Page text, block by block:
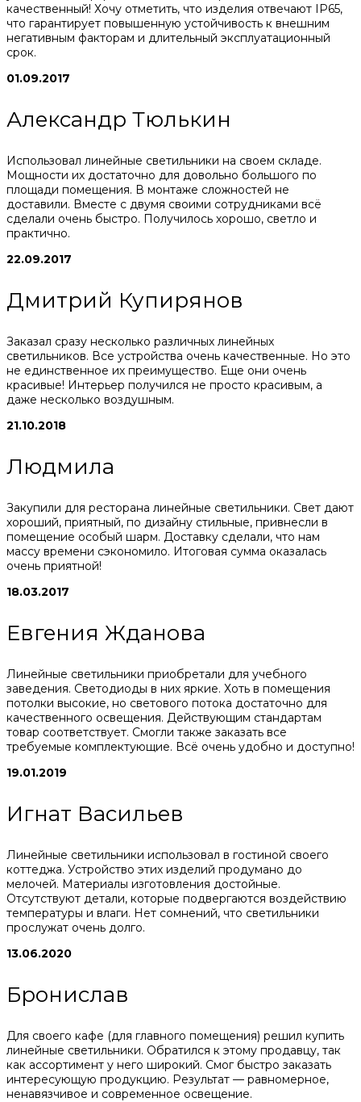
качественный! Хочу отметить, что изделия отвечают IP65,
что гарантирует повышенную устойчивость к внешним
негативным факторам и длительный эксплуатационный
срок.
01.09.2017
Александр Тюлькин
Использовал линейные светильники на своем складе.
Мощности их достаточно для довольно большого по
площади помещения. В монтаже сложностей не
доставили. Вместе с двумя своими сотрудниками всё
сделали очень быстро. Получилось хорошо, светло и
практично.
22.09.2017
Дмитрий Купирянов
Заказал сразу несколько различных линейных
светильников. Все устройства очень качественные. Но это
не единственное их преимущество. Еще они очень
красивые! Интерьер получился не просто красивым, а
даже несколько воздушным.
21.10.2018
Людмила
Закупили для ресторана линейные светильники. Свет дают
хороший, приятный, по дизайну стильные, привнесли в
помещение особый шарм. Доставку сделали, что нам
массу времени сэкономило. Итоговая сумма оказалась
очень приятной!
18.03.2017
Евгения Жданова
Линейные светильники приобретали для учебного
заведения. Светодиоды в них яркие. Хоть в помещения
потолки высокие, но светового потока достаточно для
качественного освещения. Действующим стандартам
товар соответствует. Смогли также заказать все
требуемые комплектующие. Всё очень удобно и доступно!
19.01.2019
Игнат Васильев
Линейные светильники использовал в гостиной своего
коттеджа. Устройство этих изделий продумано до
мелочей. Материалы изготовления достойные.
Отсутствуют детали, которые подвергаются воздействию
температуры и влаги. Нет сомнений, что светильники
прослужат очень долго.
13.06.2020
Бронислав
Для своего кафе (для главного помещения) решил купить
линейные светильники. Обратился к этому продавцу, так
как ассортимент у него широкий. Смог быстро заказать
интересующую продукцию. Результат — равномерное,
ненавязчивое и современное освещение.